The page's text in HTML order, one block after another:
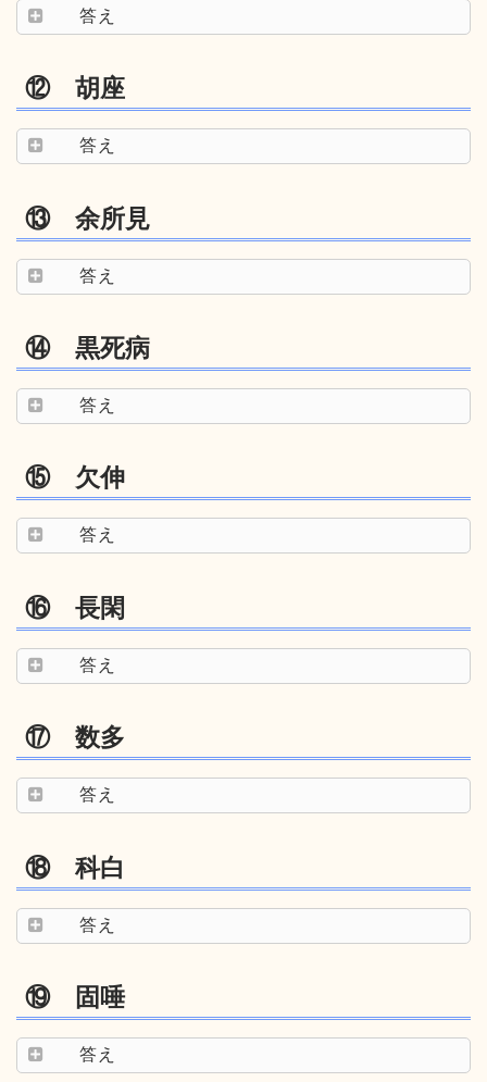
答え
⑫ 胡座
答え
⑬ 余所見
答え
⑭ 黒死病
答え
⑮ 欠伸
答え
⑯ 長閑
答え
⑰ 数多
答え
⑱ 科白
答え
⑲ 固唾
答え